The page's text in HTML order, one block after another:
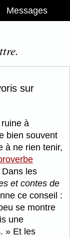
Messages
sur
à
bien souvent
à ne rien tenir,
Dans les
et contes de
ce conseil :
se montre
une
Et les